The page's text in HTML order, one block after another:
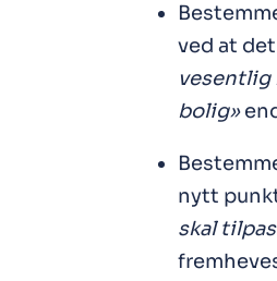
ved at
vesentlig
bolig»
nytt
skal